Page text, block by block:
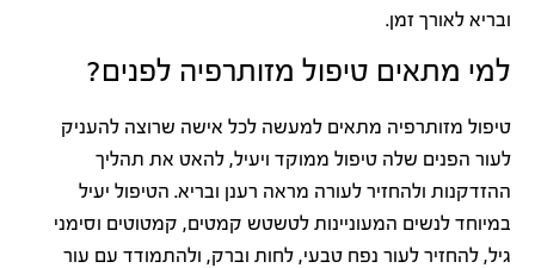
ובריא לאורך זמן.
למי מתאים טיפול מזותרפיה לפנים?
טיפול מזותרפיה מתאים למעשה לכל אישה שרוצה להעניק
לעור הפנים שלה טיפול ממוקד ויעיל, להאט את תהליך
ההזדקנות ולהחזיר לעורה מראה רענן ובריא. הטיפול יעיל
במיוחד לנשים המעוניינות לטשטש קמטים, קמטוטים וסימני
גיל, להחזיר לעור נפח טבעי, לחות וברק, ולהתמודד עם עור